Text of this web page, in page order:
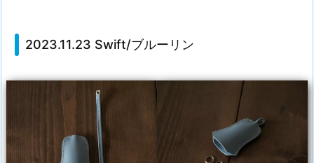
2023.11.23 Swift/ブルーリン